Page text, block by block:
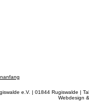
e.V. | 01844 Rugiswalde |
Webdesign